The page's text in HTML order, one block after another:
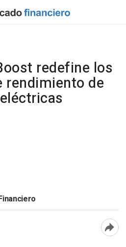
redefine los
rendimiento de